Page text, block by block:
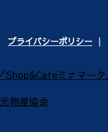
プライバシーポリシー